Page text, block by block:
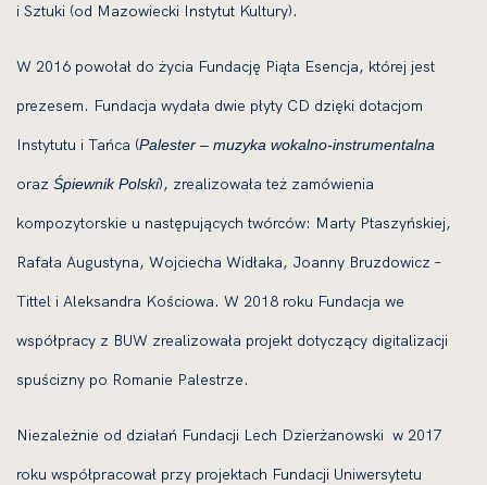
i Sztuki (od Mazowiecki Instytut Kultury).
W 2016 powołał do życia Fundację Piąta Esencja, której jest
prezesem. Fundacja wydała dwie płyty CD dzięki dotacjom
Instytutu i Tańca (Palester – muzyka wokalno-instrumentalna
oraz Śpiewnik Polski), zrealizowała też zamówienia
kompozytorskie u następujących twórców: Marty Ptaszyńskiej,
Rafała Augustyna, Wojciecha Widłaka, Joanny Bruzdowicz –
Tittel i Aleksandra Kościowa. W 2018 roku Fundacja we
współpracy z BUW zrealizowała projekt dotyczący digitalizacji
spuścizny po Romanie Palestrze.
Niezależnie od działań Fundacji Lech Dzierżanowski w 2017
roku współpracował przy projektach Fundacji Uniwersytetu